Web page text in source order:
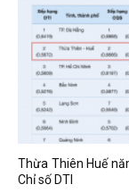
Thừa Thiên Huế
Chỉ số DTI